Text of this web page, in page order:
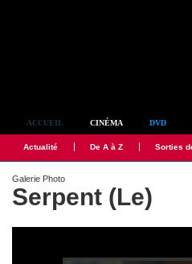
ACCUEIL CINÉMA DVD
Actualité De A à Z Sorties
Galerie Photo
Serpent (Le)